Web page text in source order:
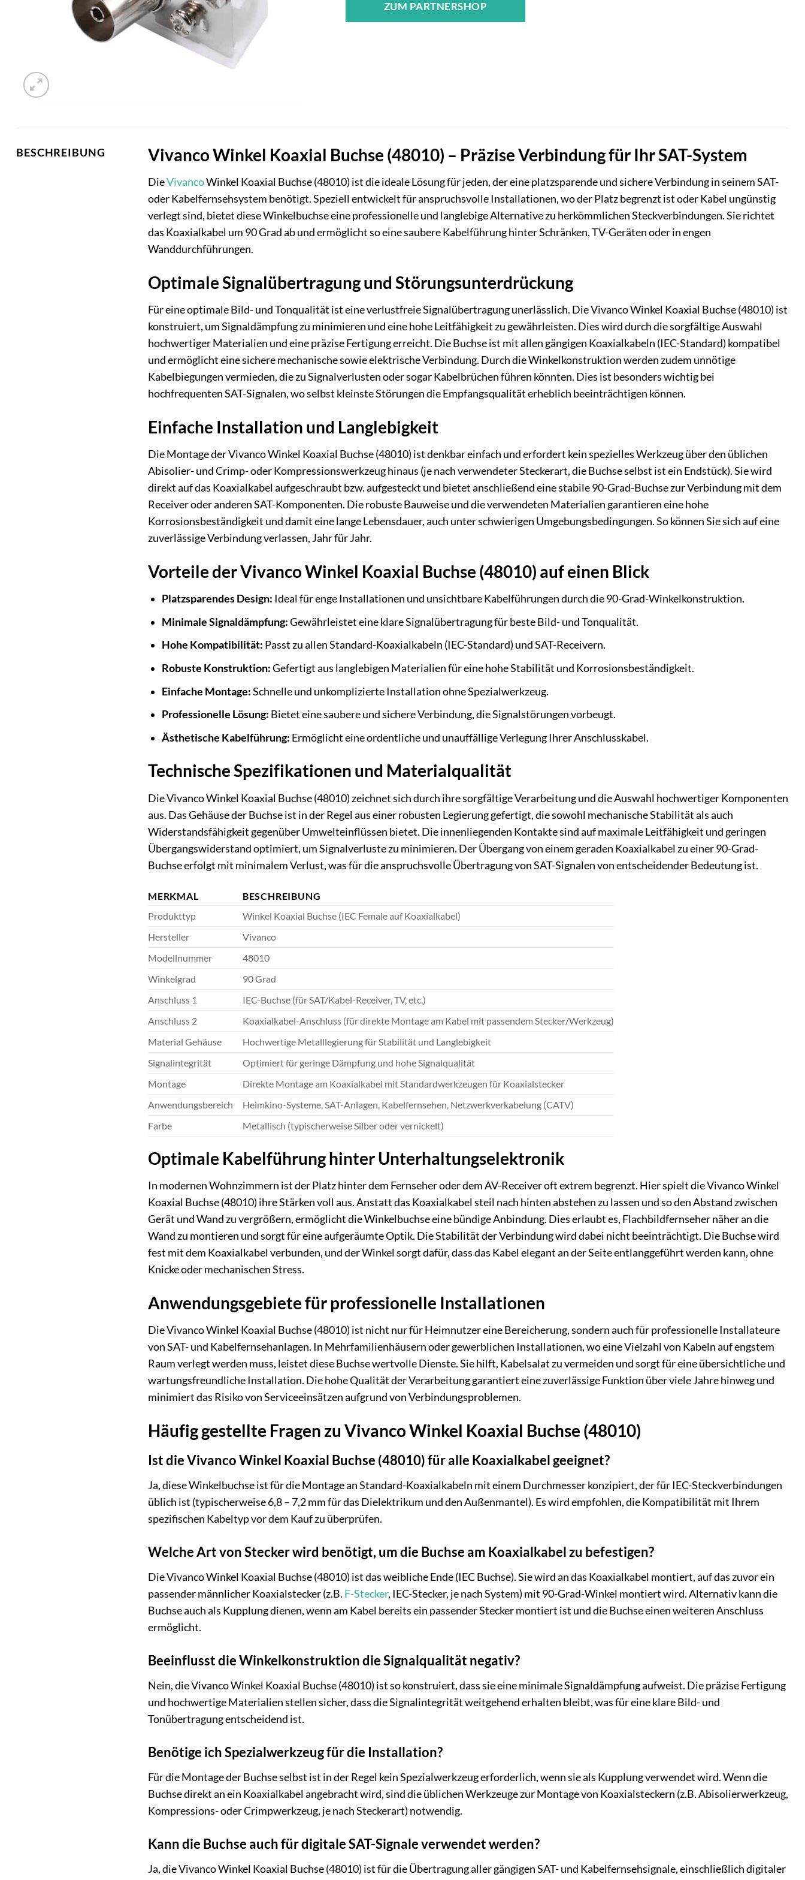
ZUM PARTNERSHOP
BESCHREIBUNG Vivanco Winkel Koaxial Buchse (48010) – Präzise Verbindung für Ihr SAT-System
DieVivancoWinkel Koaxial Buchse (48010) ist die ideale Lösung für jeden, der eine platzsparende und sichere Verbindung in seinem SAT-
oder Kabelfernsehsystem benötigt. Speziell entwickelt für anspruchsvolle Installationen, wo der Platz begrenzt ist oder Kabel ungünstig
verlegt sind, bietet diese Winkelbuchse eine professionelle und langlebige Alternative zu herkömmlichen Steckverbindungen. Sie richtet
das Koaxialkabel um 90 Grad ab und ermöglicht so eine saubere Kabelführung hinter Schränken, TV-Geräten oder in engen
Wanddurchführungen.
Optimale Signalübertragung und Störungsunterdrückung
Für eine optimale Bild- und Tonqualität ist eine verlustfreie Signalübertragung unerlässlich. Die Vivanco Winkel Koaxial Buchse (48010) ist
konstruiert, um Signaldämpfung zu minimieren und eine hohe Leitfähigkeit zu gewährleisten. Dies wird durch die sorgfältige Auswahl
hochwertiger Materialien und eine präzise Fertigung erreicht. Die Buchse ist mit allen gängigen Koaxialkabeln (IEC-Standard) kompatibel
und ermöglicht eine sichere mechanische sowie elektrische Verbindung. Durch die Winkelkonstruktion werden zudem unnötige
Kabelbiegungen vermieden, die zu Signalverlusten oder sogar Kabelbrüchen führen könnten. Dies ist besonders wichtig bei
hochfrequenten SAT-Signalen, wo selbst kleinste Störungen die Empfangsqualität erheblich beeinträchtigen können.
Einfache Installation und Langlebigkeit
Die Montage der Vivanco Winkel Koaxial Buchse (48010) ist denkbar einfach und erfordert kein spezielles Werkzeug über den üblichen
Abisolier- und Crimp- oder Kompressionswerkzeug hinaus (je nach verwendeter Steckerart, die Buchse selbst ist ein Endstück). Sie wird
direkt auf das Koaxialkabel aufgeschraubt bzw. aufgesteckt und bietet anschließend eine stabile 90-Grad-Buchse zur Verbindung mit dem
Receiver oder anderen SAT-Komponenten. Die robuste Bauweise und die verwendeten Materialien garantieren eine hohe
Korrosionsbeständigkeit und damit eine lange Lebensdauer, auch unter schwierigen Umgebungsbedingungen. So können Sie sich auf eine
zuverlässige Verbindung verlassen, Jahr für Jahr.
Vorteile der Vivanco Winkel Koaxial Buchse (48010) auf einen Blick
Platzsparendes Design: Ideal für enge Installationen und unsichtbare Kabelführungen durch die 90-Grad-Winkelkonstruktion.
Minimale Signaldämpfung:Gewährleistet eine klare Signalübertragung für beste Bild- und Tonqualität.
Hohe Kompatibilität: Passt zu allen Standard-Koaxialkabeln (IEC-Standard) und SAT-Receivern.
Robuste Konstruktion:Gefertigt aus langlebigen Materialien für eine hohe Stabilität und Korrosionsbeständigkeit.
Einfache Montage:Schnelle und unkomplizierte Installation ohne Spezialwerkzeug.
Professionelle Lösung: Bietet eine saubere und sichere Verbindung, die Signalstörungen vorbeugt.
Ästhetische Kabelführung: Ermöglicht eine ordentliche und unauffällige Verlegung Ihrer Anschlusskabel.
Technische Spezifikationen und Materialqualität
Die Vivanco Winkel Koaxial Buchse (48010) zeichnet sich durch ihre sorgfältige Verarbeitung und die Auswahl hochwertiger Komponenten
aus. Das Gehäuse der Buchse ist in der Regel aus einer robusten Legierung gefertigt, die sowohl mechanische Stabilität als auch
Widerstandsfähigkeit gegenüber Umwelteinflüssen bietet. Die innenliegenden Kontakte sind auf maximale Leitfähigkeit und geringen
Übergangswiderstand optimiert, um Signalverluste zu minimieren. Der Übergang von einem geraden Koaxialkabel zu einer 90-Grad-
Buchse erfolgt mit minimalem Verlust, was für die anspruchsvolle Übertragung von SAT-Signalen von entscheidender Bedeutung ist.
MERKMAL
BESCHREIBUNG
Produkttyp
Winkel Koaxial Buchse (IEC Female auf Koaxialkabel)
Hersteller
Vivanco
Modellnummer
48010
Winkelgrad
90 Grad
Anschluss 1
IEC-Buchse (für SAT/Kabel-Receiver, TV, etc.)
Anschluss 2
Koaxialkabel-Anschluss (für direkte Montage am Kabel mit passendem Stecker/Werkzeug)
Material Gehäuse
Hochwertige Metalllegierung für Stabilität und Langlebigkeit
Signalintegrität
Optimiert für geringe Dämpfung und hohe Signalqualität
Montage
Direkte Montage am Koaxialkabel mit Standardwerkzeugen für Koaxialstecker
Anwendungsbereich
Heimkino-Systeme, SAT-Anlagen, Kabelfernsehen, Netzwerkverkabelung (CATV)
Farbe
Metallisch (typischerweise Silber oder vernickelt)
Optimale Kabelführung hinter Unterhaltungselektronik
In modernen Wohnzimmern ist der Platz hinter dem Fernseher oder dem AV-Receiver oft extrem begrenzt. Hier spielt die Vivanco Winkel
Koaxial Buchse (48010) ihre Stärken voll aus. Anstatt das Koaxialkabel steil nach hinten abstehen zu lassen und so den Abstand zwischen
Gerät und Wand zu vergrößern, ermöglicht die Winkelbuchse eine bündige Anbindung. Dies erlaubt es, Flachbildfernseher näher an die
Wand zu montieren und sorgt für eine aufgeräumte Optik. Die Stabilität der Verbindung wird dabei nicht beeinträchtigt. Die Buchse wird
fest mit dem Koaxialkabel verbunden, und der Winkel sorgt dafür, dass das Kabel elegant an der Seite entlanggeführt werden kann, ohne
Knicke oder mechanischen Stress.
Anwendungsgebiete für professionelle Installationen
Die Vivanco Winkel Koaxial Buchse (48010) ist nicht nur für Heimnutzer eine Bereicherung, sondern auch für professionelle Installateure
von SAT- und Kabelfernsehanlagen. In Mehrfamilienhäusern oder gewerblichen Installationen, wo eine Vielzahl von Kabeln auf engstem
Raum verlegt werden muss, leistet diese Buchse wertvolle Dienste. Sie hilft, Kabelsalat zu vermeiden und sorgt für eine übersichtliche und
wartungsfreundliche Installation. Die hohe Qualität der Verarbeitung garantiert eine zuverlässige Funktion über viele Jahre hinweg und
minimiert das Risiko von Serviceeinsätzen aufgrund von Verbindungsproblemen.
Häufig gestellte Fragen zu Vivanco Winkel Koaxial Buchse (48010)
Ist die Vivanco Winkel Koaxial Buchse (48010) für alle Koaxialkabel geeignet?
Ja, diese Winkelbuchse ist für die Montage an Standard-Koaxialkabeln mit einem Durchmesser konzipiert, der für IEC-Steckverbindungen
üblich ist (typischerweise 6,8 – 7,2 mm für das Dielektrikum und den Außenmantel). Es wird empfohlen, die Kompatibilität mit Ihrem
spezifischen Kabeltyp vor dem Kauf zu überprüfen.
Welche Art von Stecker wird benötigt, um die Buchse am Koaxialkabel zu befestigen?
Die Vivanco Winkel Koaxial Buchse (48010) ist das weibliche Ende (IEC Buchse). Sie wird an das Koaxialkabel montiert, auf das zuvor ein
passender männlicher Koaxialstecker (z.B. F-Stecker, IEC-Stecker, je nach System) mit 90-Grad-Winkel montiert wird. Alternativ kann die
Buchse auch als Kupplung dienen, wenn am Kabel bereits ein passender Stecker montiert ist und die Buchse einen weiteren Anschluss
ermöglicht.
Beeinflusst die Winkelkonstruktion die Signalqualität negativ?
Nein, die Vivanco Winkel Koaxial Buchse (48010) ist so konstruiert, dass sie eine minimale Signaldämpfung aufweist. Die präzise Fertigung
und hochwertige Materialien stellen sicher, dass die Signalintegrität weitgehend erhalten bleibt, was für eine klare Bild- und
Tonübertragung entscheidend ist.
Benötige ich Spezialwerkzeug für die Installation?
Für die Montage der Buchse selbst ist in der Regel kein Spezialwerkzeug erforderlich, wenn sie als Kupplung verwendet wird. Wenn die
Buchse direkt an ein Koaxialkabel angebracht wird, sind die üblichen Werkzeuge zur Montage von Koaxialsteckern (z.B. Abisolierwerkzeug,
Kompressions- oder Crimpwerkzeug, je nach Steckerart) notwendig.
Kann die Buchse auch für digitale SAT-Signale verwendet werden?
Ja, die Vivanco Winkel Koaxial Buchse (48010) ist für die Übertragung aller gängigen SAT- und Kabelfernsehsignale, einschließlich digitaler